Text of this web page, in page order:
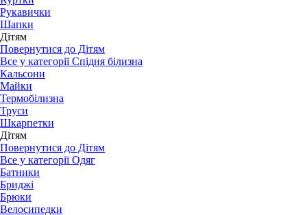
Рукавички
Шапки
Дітям
Повернутися до Дітям
Все у категорії Спідня білизна
Кальсони
Майки
Термобілизна
Труси
Шкарпетки
Дітям
Повернутися до Дітям
Все у категорії Одяг
Батники
Бриджі
Брюки
Велосипедки